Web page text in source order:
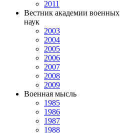
2011
Вестник академии военных
наук
2003
2004
2005
2006
2007
2008
2009
Военная мысль
1985
1986
1987
1988